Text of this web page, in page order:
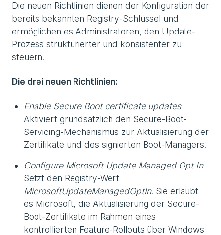
Die neuen Richtlinien dienen der Konfiguration der
bereits bekannten Registry-Schlüssel und
ermöglichen es Administratoren, den Update-
Prozess strukturierter und konsistenter zu
steuern.
Die drei neuen Richtlinien:
Enable Secure Boot certificate updates
Aktiviert grundsätzlich den Secure-Boot-
Servicing-Mechanismus zur Aktualisierung der
Zertifikate und des signierten Boot-Managers.
Configure Microsoft Update Managed Opt In
Setzt den Registry-Wert
MicrosoftUpdateManagedOptIn. Sie erlaubt
es Microsoft, die Aktualisierung der Secure-
Boot-Zertifikate im Rahmen eines
kontrollierten Feature-Rollouts über Windows